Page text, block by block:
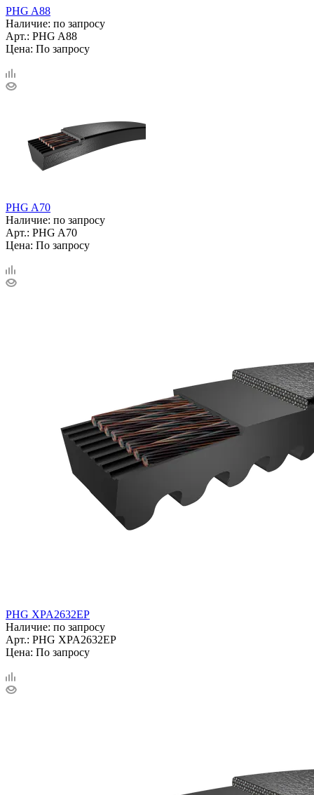
PHG A88
Наличие: по запросу
Арт.: PHG A88
Цена: По запросу
PHG A70
Наличие: по запросу
Арт.: PHG A70
Цена: По запросу
PHG XPA2632EP
Наличие: по запросу
Арт.: PHG XPA2632EP
Цена: По запросу